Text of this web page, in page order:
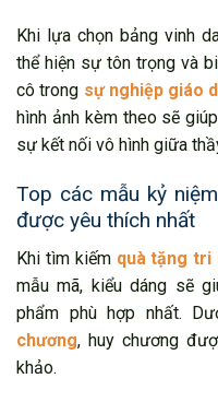
Khi lựa chọn bảng vinh
thể hiện sự tôn trọng và
cô trong sự nghiệp giáo
hình ảnh kèm theo sẽ
sự kết nối vô hình giữa
Top các mẫu kỷ
được yêu thích nhất
Khi tìm kiếm quà tặng tri
mẫu mã, kiểu dáng sẽ
phẩm phù hợp nhất.
chương, huy chương
khảo.